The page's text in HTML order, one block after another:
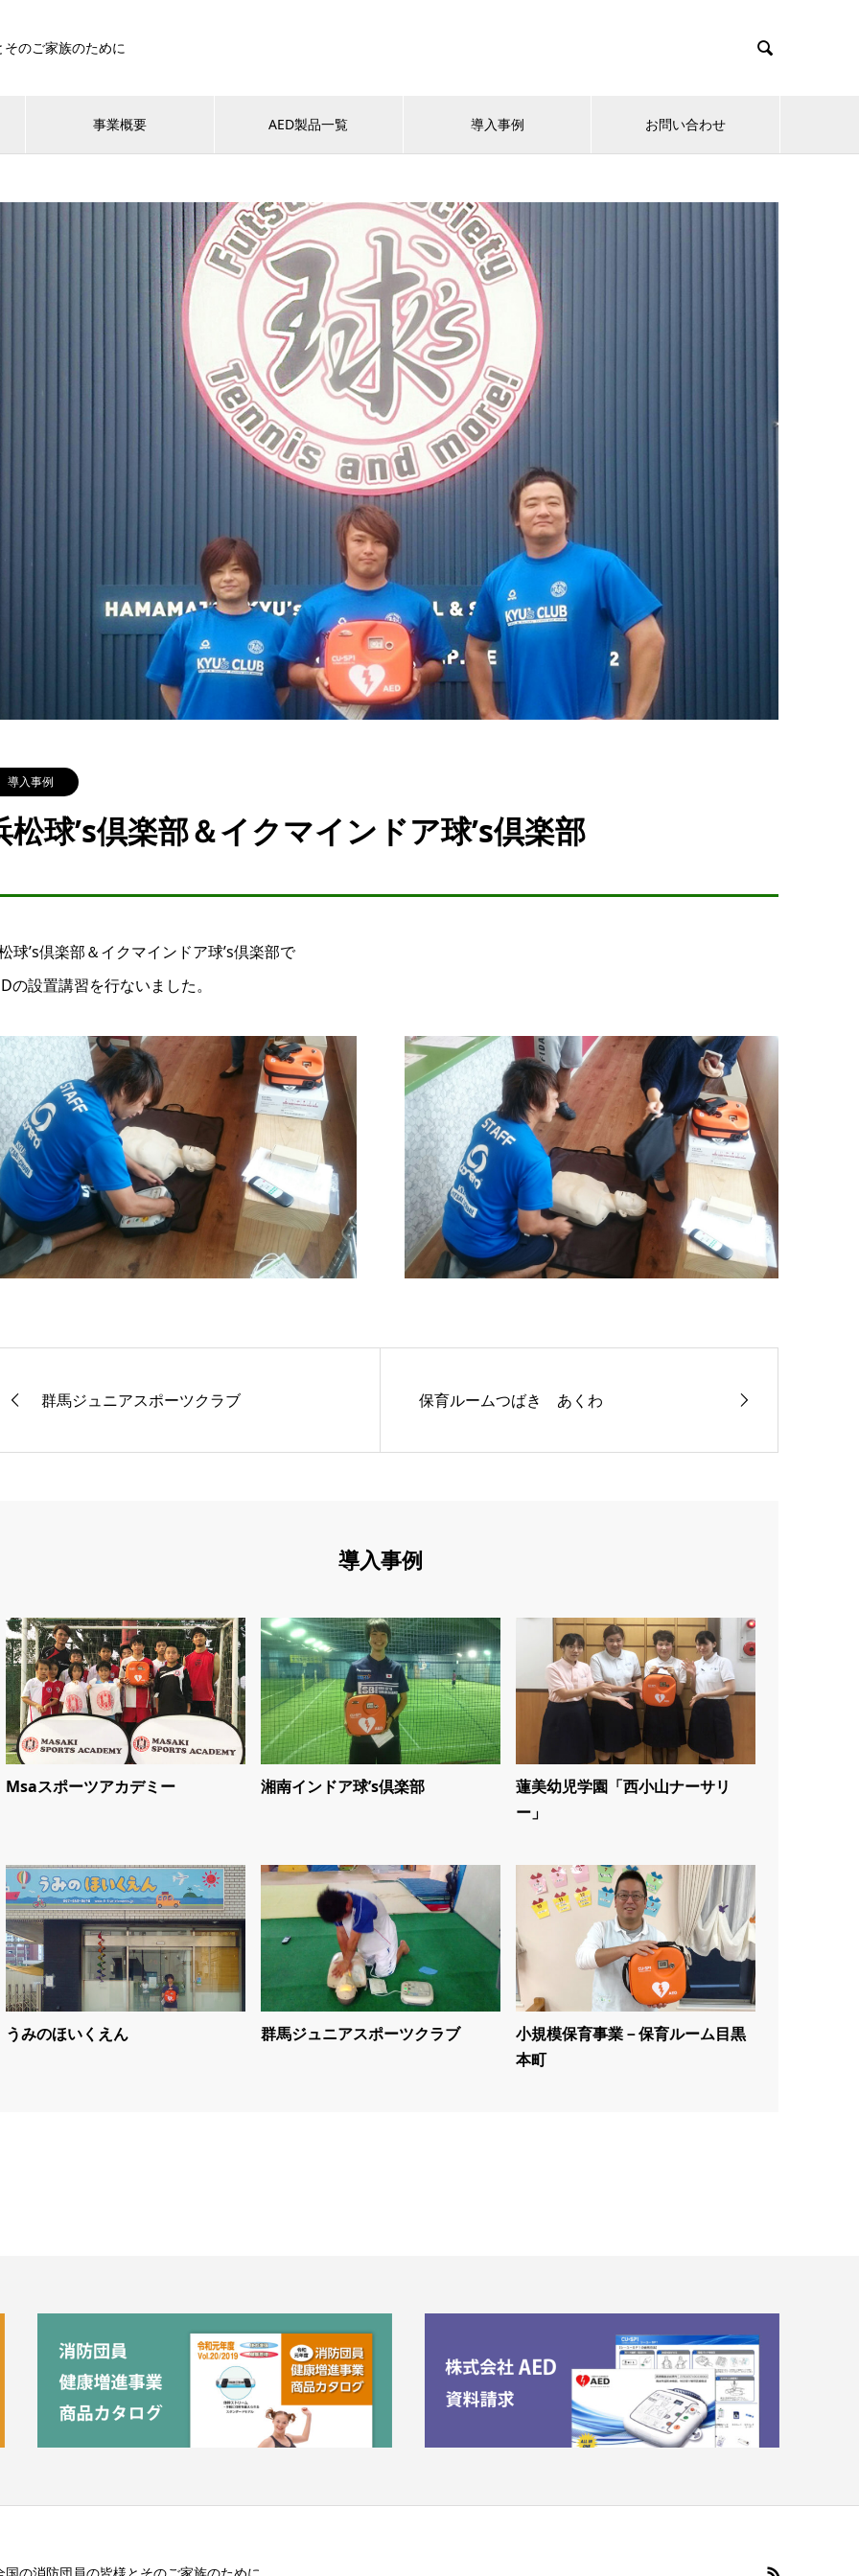
のご家族のために 
事業概要 AED製品一覧 導入事例 お問い合わせ
導入事例
松球’s倶楽部＆イクマインドア球’s倶楽部
球’s倶楽部＆イクマインドア球’s倶楽部で
の設置講習を行ないました。
群馬ジュニアスポーツクラブ 保育ルームつばき あくわ
導入事例
Msaスポーツアカデミー 湘南インドア球’s倶楽部
蓮美幼児学園「西小山ナーサリ
ー」
うみのほいくえん 群馬ジュニアスポーツクラブ
小規模保育事業－保育ルーム目黒
本町